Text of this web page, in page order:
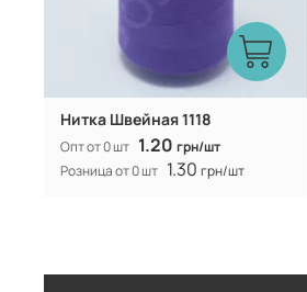
Нитка Швейная 1118
Опт от 0 шт 1.20 грн/шт
Розница от 0 шт 1.30 грн/шт